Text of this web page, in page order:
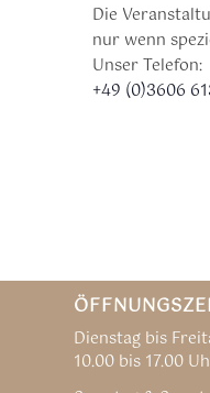
Die
nur wenn
Unser Telefon:
+49 (0)3606
Dienstag bis
10.00 bis 17.00